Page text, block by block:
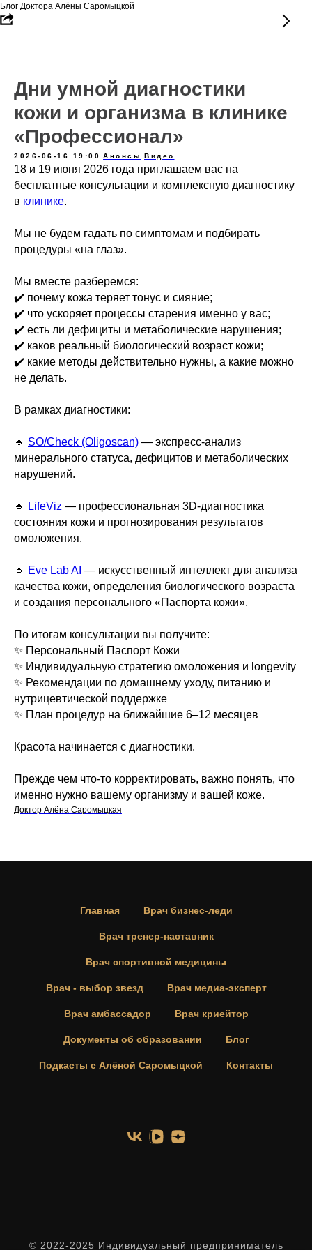
Блог Доктора Алёны Саромыцкой
Дни умной диагностики
кожи и организма в клинике
«Профессионал»
2026-06-16 19:00 Анонсы Видео
18 и 19 июня 2026 года приглашаем вас на
бесплатные консультации и комплексную диагностику
в клинике.
Мы не будем гадать по симптомам и подбирать
процедуры «на глаз».
Мы вместе разберемся:
✔️ почему кожа теряет тонус и сияние;
✔️ что ускоряет процессы старения именно у вас;
✔️ есть ли дефициты и метаболические нарушения;
✔️ каков реальный биологический возраст кожи;
✔️ какие методы действительно нужны, а какие можно
не делать.
В рамках диагностики:
🔹 SO/Check (Oligoscan) — экспресс-анализ
минерального статуса, дефицитов и метаболических
нарушений.
🔹 LifeViz — профессиональная 3D-диагностика
состояния кожи и прогнозирования результатов
омоложения.
🔹 Eve Lab AI — искусственный интеллект для анализа
качества кожи, определения биологического возраста
и создания персонального «Паспорта кожи».
По итогам консультации вы получите:
✨ Персональный Паспорт Кожи
✨ Индивидуальную стратегию омоложения и longevity
✨ Рекомендации по домашнему уходу, питанию и
нутрицевтической поддержке
✨ План процедур на ближайшие 6–12 месяцев
Красота начинается с диагностики.
Прежде чем что-то корректировать, важно понять, что
именно нужно вашему организму и вашей коже.
Доктор Алёна Саромыцкая
Главная Врач бизнес-леди
Врач тренер-наставник
Врач спортивной медицины
Врач - выбор звезд Врач медиа-эксперт
Врач амбассадор Врач криейтор
Документы об образовании Блог
Подкасты с Алёной Саромыцкой Контакты
© 2022-2025 Индивидуальный предприниматель